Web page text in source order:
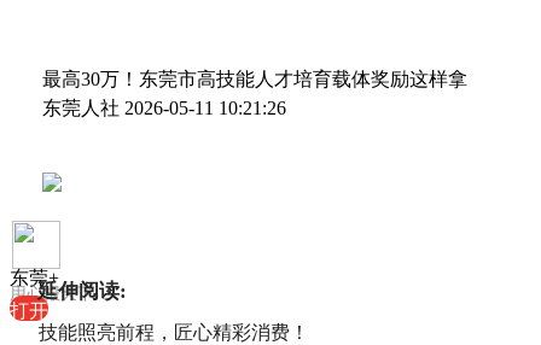
最高30万！东莞市高技能人才培育载体奖励这样拿
东莞人社 2026-05-11 10:21:26
东莞+
用心报天下
打开
延伸阅读:
技能照亮前程，匠心精彩消费！